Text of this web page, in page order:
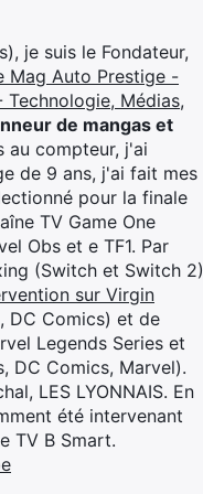
je suis le Fondateur,
Mag Auto Prestige -
Médias,
de mangas et
au compteur, j'ai
de 9 ans, j'ai fait mes
pour la finale
TV Game One
Obs et e TF1. Par
(Switch et Switch 2)
sur Virgin
DC Comics) et de
Legends Series et
DC Comics, Marvel).
LES LYONNAIS. En
été intervenant
TV B Smart.